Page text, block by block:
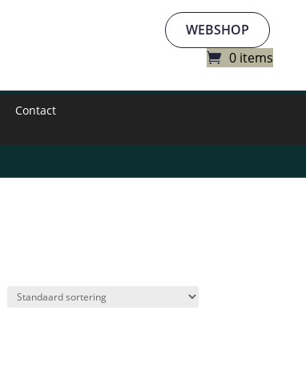
WEBSHOP
0 items
Contact